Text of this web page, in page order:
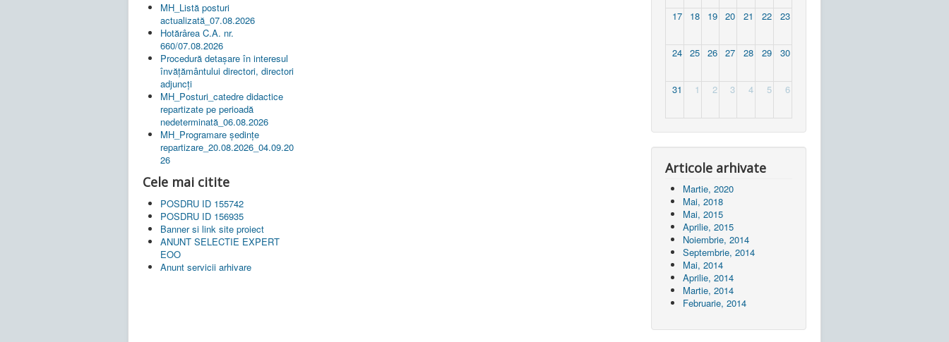
MH_Listă posturi
actualizată_07.08.2026
Hotărârea C.A. nr.
660/07.08.2026
Procedură detașare în interesul
învățământului directori, directori
adjuncți
MH_Posturi_catedre didactice
repartizate pe perioadă
nedeterminată_06.08.2026
MH_Programare ședințe
repartizare_20.08.2026_04.09.20
26
Cele mai citite
POSDRU ID 155742
POSDRU ID 156935
Banner si link site proiect
ANUNT SELECTIE EXPERT
EOO
Anunt servicii arhivare
17 18 19 20 21 22 23
24 25 26 27 28 29 30
31 1 2 3 4 5 6
Articole arhivate
Martie, 2020
Mai, 2018
Mai, 2015
Aprilie, 2015
Noiembrie, 2014
Septembrie, 2014
Mai, 2014
Aprilie, 2014
Martie, 2014
Februarie, 2014